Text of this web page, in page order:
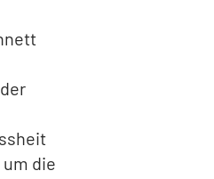
die